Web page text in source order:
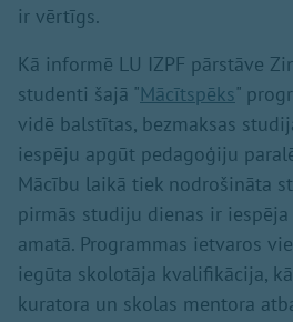
ir vērtīgs.
Kā informē LU IZPF pārstāve
studenti šajā "Mācītspēks"
vidē balstītas, bezmaksas
iespēju apgūt pedagoģiju
Mācību laikā tiek nodrošināta
pirmās studiju dienas ir
amatā. Programmas ietvaros
iegūta skolotāja kvalifikācija,
kuratora un skolas mentora